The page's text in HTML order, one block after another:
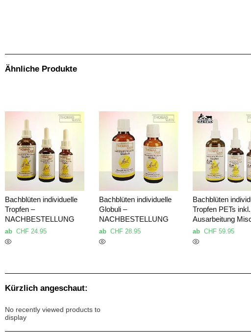
Ähnliche Produkte
Bachblüten individuelle
Tropfen –
NACHBESTELLUNG
ab CHF 24.95
Bachblüten individuelle
Globuli –
NACHBESTELLUNG
ab CHF28.95
Bachblüten
Tropfen PETs inkl.
Ausarbeitung
abCHF 59.95
Kürzlich angeschaut:
No recently viewed products to
display